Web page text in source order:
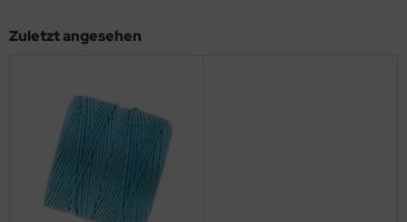
Zuletzt angesehen
Tropfen facetiert mit/ohne Loch
Ufo Beads
sonstige Formen
Beads Dia